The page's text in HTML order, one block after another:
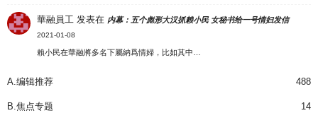
華融員工 发表在 内幕：五个彪形大汉抓赖小民 女秘书给一号情妇发信
2021-01-08
賴小民在華融將多名下屬納爲情婦，比如其中…
A.编辑推荐 488
B.焦点专题 14